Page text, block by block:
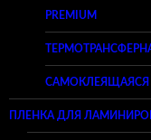
PREMIUM
САМОКЛЕЯЩАЯСЯ
ПЛЕНКА ДЛЯ